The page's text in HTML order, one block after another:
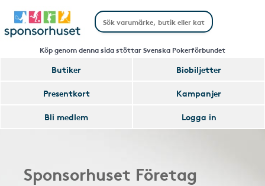
Köp genom denna sida stöttar Svenska Pokerförbundet
Butiker
Biobiljetter
Presentkort
Kampanjer
Bli medlem
Logga in
Sponsorhuset Företag